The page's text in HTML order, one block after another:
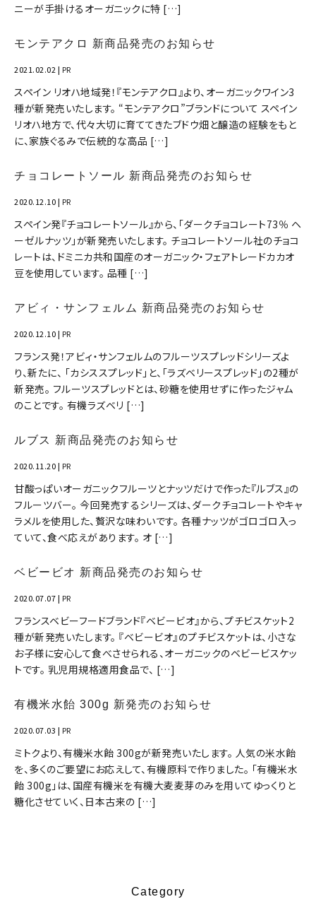
ニーが手掛けるオーガニックに特 […]
モンテアクロ 新商品発売のお知らせ
2021.02.02 | PR
スペイン リオハ地域発！『モンテアクロ』より、オーガニックワイン3
種が新発売いたします。 “モンテアクロ”ブランドについて スペイン
リオハ地方で、代々大切に育ててきたブドウ畑と醸造の経験をもと
に、家族ぐるみで伝統的な高品 […]
チョコレートソール 新商品発売のお知らせ
2020.12.10| PR
スペイン発『チョコレートソール』から、「ダークチョコレート73％ ヘ
ーゼルナッツ」が新発売いたします。 チョコレートソール社のチョコ
レートは、ドミニカ共和国産のオーガニック・フェアトレードカカオ
豆を使用しています。 品種 […]
アビィ・サンフェルム 新商品発売のお知らせ
2020.12.10| PR
フランス発！アビィ・サンフェルムのフルーツスプレッドシリーズよ
り、新たに、 「カシススプレッド」と、「ラズベリースプレッド」の2種が
新発売。 フルーツスプレッドとは、砂糖を使用せずに作ったジャム
のことです。 有機ラズベリ […]
ルブス 新商品発売のお知らせ
2020.11.20| PR
甘酸っぱいオーガニックフルーツとナッツだけで作った『ルブス』の
フルーツバー。 今回発売するシリーズは、ダークチョコレートやキャ
ラメルを使用した、贅沢な味わいです。 各種ナッツがゴロゴロ入っ
ていて、食べ応えがあります。 オ […]
ベビービオ 新商品発売のお知らせ
2020.07.07| PR
フランスベビーフードブランド『ベビービオ』から、プチビスケット2
種が新発売いたします。 『ベビービオ』のプチビスケットは、小さな
お子様に安心して食べさせられる、オーガニックのベビービスケッ
トです。 乳児用規格適用食品で、 […]
有機米水飴 300g 新発売のお知らせ
2020.07.03 | PR
ミトクより、有機米水飴 300gが新発売いたします。 人気の米水飴
を、多くのご要望にお応えして、有機原料で作りました。 「有機米水
飴 300g」は、国産有機米を有機大麦麦芽のみを用いてゆっくりと
糖化させていく、日本古来の […]
Category